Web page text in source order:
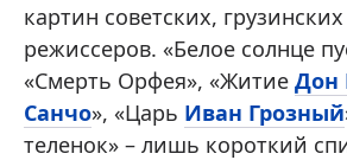
картин советских,
режиссеров. «Белое солнце
«Смерть Орфея», «Житие Дон
Санчо», «Царь Иван Грозный
теленок» – лишь короткий